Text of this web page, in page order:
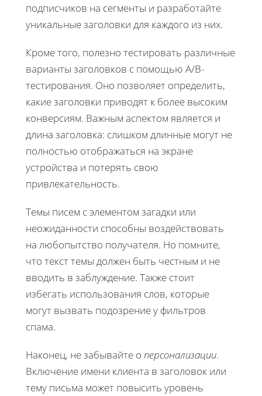
подписчиков на сегменты и разработайте
уникальные заголовки для каждого из них.
Кроме того, полезно тестировать различные
варианты заголовков с помощью A/B-
тестирования. Оно позволяет определить,
какие заголовки приводят к более высоким
конверсиям. Важным аспектом является и
длина заголовка: слишком длинные могут не
полностью отображаться на экране
устройства и потерять свою
привлекательность.
Темы писем с элементом загадки или
неожиданности способны воздействовать
на любопытство получателя. Но помните,
что текст темы должен быть честным и не
вводить в заблуждение. Также стоит
избегать использования слов, которые
могут вызвать подозрение у фильтров
спама.
Наконец, не забывайте о персонализации.
Включение имени клиента в заголовок или
тему письма может повысить уровень